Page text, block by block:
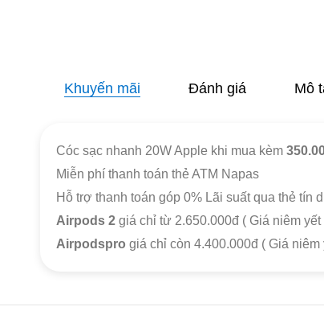
Khuyến mãi Đánh giá Mô
Cóc sạc nhanh 20W Apple khi mua kèm
Miễn phí thanh toán thẻ ATM Napas
Hỗ trợ thanh toán góp 0% Lãi suất qua thẻ tín
Airpods 2 giá chỉ từ 2.650.000đ ( Giá niêm
Airpodspro giá chỉ còn 4.400.000đ ( Giá